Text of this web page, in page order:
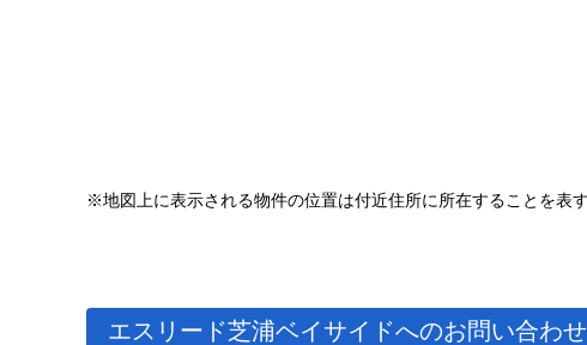
※地図上に表示される物件の位置は付近住所に所在することを表
エスリード芝浦ベイサイドへのお問い合わせ